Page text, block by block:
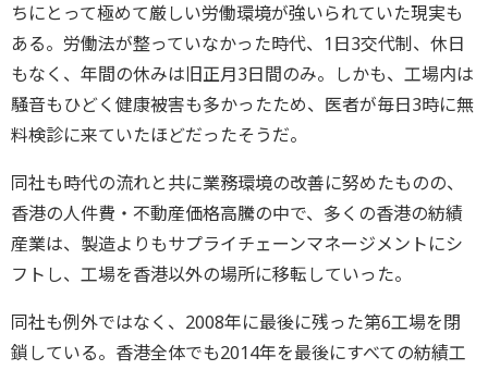
ちにとって極めて厳しい労働環境が強いられていた現実も
ある。労働法が整っていなかった時代、1日3交代制、休日
もなく、年間の休みは旧正月3日間のみ。しかも、工場内は
騒音もひどく健康被害も多かったため、医者が毎日3時に無
料検診に来ていたほどだったそうだ。
同社も時代の流れと共に業務環境の改善に努めたものの、
香港の人件費・不動産価格高騰の中で、多くの香港の紡績
産業は、製造よりもサプライチェーンマネージメントにシ
フトし、工場を香港以外の場所に移転していった。
同社も例外ではなく、2008年に最後に残った第6工場を閉
鎖している。香港全体でも2014年を最後にすべての紡績工